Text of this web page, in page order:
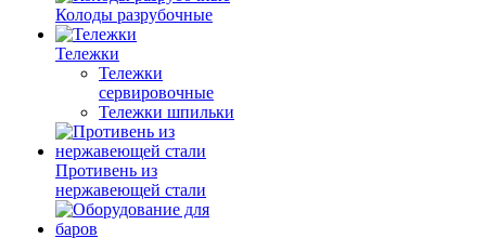
Колоды разрубочные
Тележки
Тележки
сервировочные
Тележки шпильки
Противень из
нержавеющей стали